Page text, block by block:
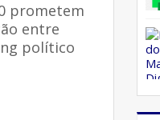
prometem
entre
político